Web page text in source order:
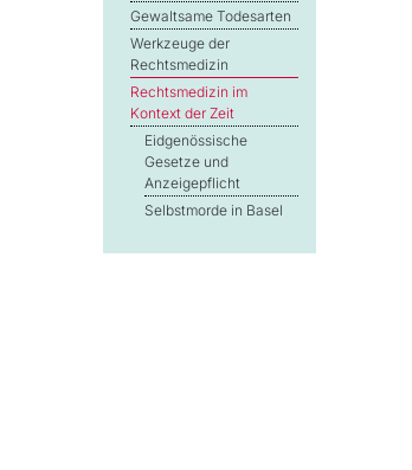
Gewaltsame Todesarten
Werkzeuge der
Rechtsmedizin
Rechtsmedizin im
Kontext der Zeit
Eidgenössische
Gesetze und
Anzeigepflicht
Selbstmorde in Basel